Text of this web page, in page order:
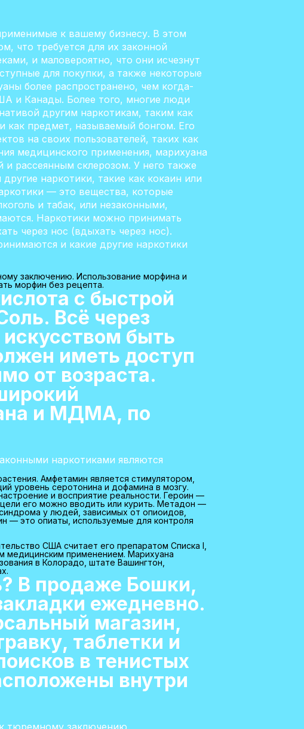
к вашему бизнесу. В этом
что требуется для их законной
и маловероятно, что они исчезнут
для покупки, а также некоторые
более распространено, чем когда-
и Канады. Более того, многие люди
другим наркотикам, таким как
как предмет, называемый бонгом. Его
на своих пользователей, таких как
медицинского применения, марихуана
рассеянным склерозом. У него также
наркотики, такие как кокаин или
— это вещества, которые
и табак, или незаконными,
Наркотики можно принимать
через нос (вдыхать через нос).
и какие другие наркотики
заключению. Использование морфина и
морфин без рецепта.
с быстрой
Всё через
быть
иметь доступ
от возраста.
и МДМА, по
наркотиками являются
Амфетамин является стимулятором,
уровень серотонина и дофамина в мозгу.
и восприятие реальности. Героин —
его можно вводить или курить. Метадон —
у людей, зависимых от опиоидов,
— это опиаты, используемые для контроля
США считает его препаратом Списка I,
медицинским применением. Марихуана
в Колорадо, штате Вашингтон,
В продаже Бошки,
ежедневно.
магазин,
таблетки и
в тенистых
внутри